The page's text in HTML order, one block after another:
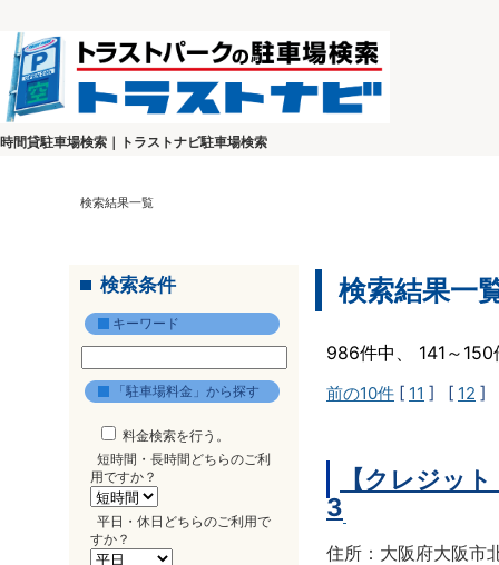
時間貸駐車場検索｜トラストナビ駐車場検索
検索結果一覧
検索条件
キーワード
「駐車場料金」から探す
料金検索を行う。
短時間・長時間どちらのご利
用ですか？
平日・休日どちらのご利用で
すか？
検索結果一
986件中、 141～
前の10件 [ 11 ] [ 12 ]
【クレジッ
3
住所：大阪府大阪市